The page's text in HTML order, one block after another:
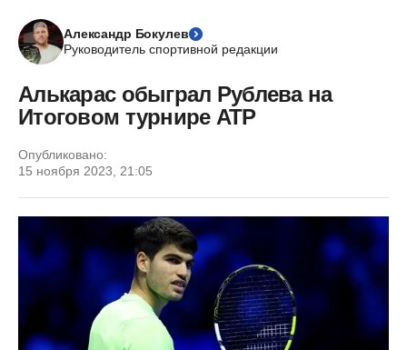
Александр Бокулев
Руководитель спортивной редакции
Алькарас обыграл Рублева на
Итоговом турнире ATP
Опубликовано:
15 ноября 2023, 21:05